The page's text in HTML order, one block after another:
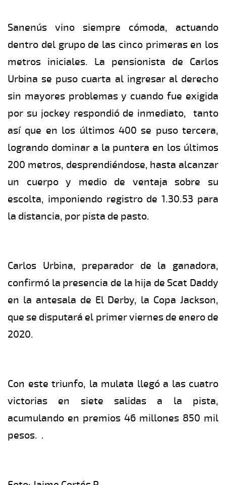
Sanenús vino siempre cómoda, actuando
dentro del grupo de las cinco primeras en los
metros iniciales. La pensionista de Carlos
Urbina se puso cuarta al ingresar al derecho
sin mayores problemas y cuando fue exigida
por su jockey respondió de inmediato, tanto
así que en los últimos 400 se puso tercera,
logrando dominar a la puntera en los últimos
200 metros, desprendiéndose, hasta alcanzar
un cuerpo y medio de ventaja sobre su
escolta, imponiendo registro de 1.30.53 para
la distancia, por pista de pasto.
Carlos Urbina, preparador de la ganadora,
confirmó la presencia de la hija de Scat Daddy
en la antesala de El Derby, la Copa Jackson,
que se disputará el primer viernes de enero de
2020.
Con este triunfo, la mulata llegó a las cuatro
victorias en siete salidas a la pista,
acumulando en premios 46 millones 850 mil
pesos. .